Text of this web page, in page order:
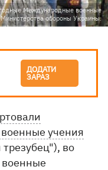
Международные военные
обороны Украины.
ДОДАТИ
ЗАРАЗ
учения
во